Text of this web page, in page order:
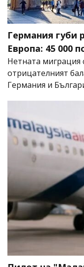
Германия губи
Европа: 45 000
Нетната миграция
отрицателният
Германия и